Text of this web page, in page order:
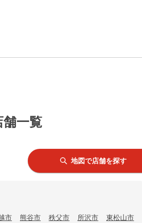
一覧
地図で店舗を探す
市 熊谷市 秩父市 所沢市
東松山市